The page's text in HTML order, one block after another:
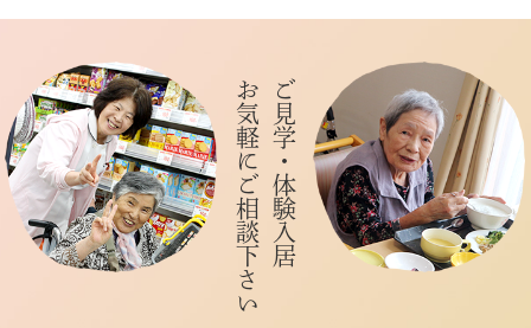
お気軽にご相談下さいご見学・体験入居